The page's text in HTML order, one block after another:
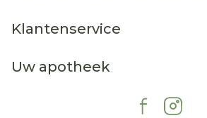
Klantenservice
Uw apotheek